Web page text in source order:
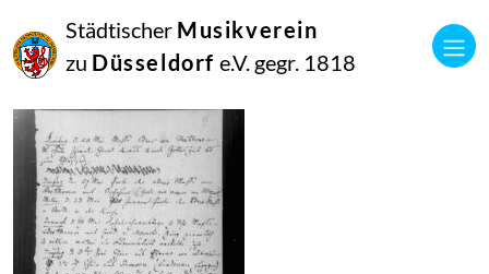
Städtischer Musikverein
zu Düsseldorf e.V. gegr. 1818
Februar
2018
Netkotec